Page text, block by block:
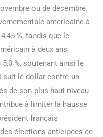
ou de décembre.
américaine à
%, tandis que le
à deux ans,
%, soutenant ainsi le
suit le dollar contre un
de son plus haut niveau
à limiter la hausse
français
élections anticipées ce